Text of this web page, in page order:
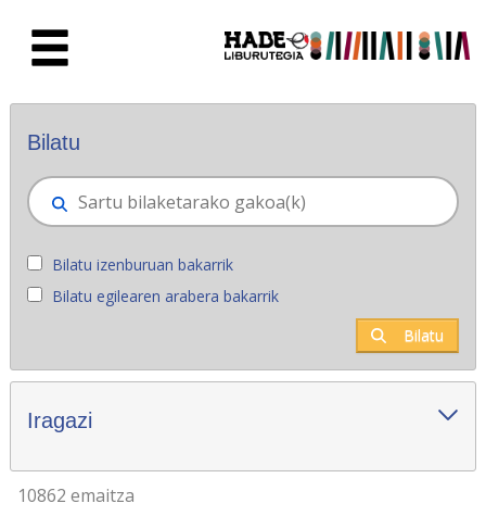
Eskuratu berriak - Liburutegia
Bilatu
Bilatu izenburuan bakarrik
Bilatu egilearen arabera bakarrik
Bilatu
Iragazi
10862 emaitza